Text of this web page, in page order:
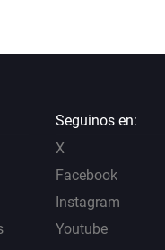
Seguinos en:
X
Facebook
Instagram
Youtube